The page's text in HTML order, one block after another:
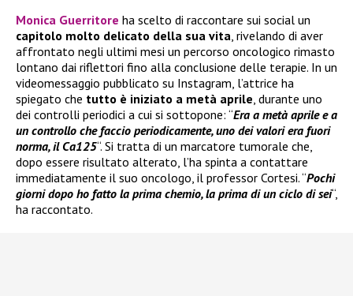
Monica Guerritore ha scelto di raccontare sui social un
capitolo molto delicato della sua vita , rivelando di aver
affrontato negli ultimi mesi un percorso oncologico rimasto
lontano dai riflettori fino alla conclusione delle terapie. In un
videomessaggio pubblicato su Instagram, l’attrice ha
spiegato che tutto è iniziato a metà aprile , durante uno
dei controlli periodici a cui si sottopone: “Era a metà aprile e a
un controllo che faccio periodicamente, uno dei valori era fuori
norma, il Ca125“. Si tratta di un marcatore tumorale che,
dopo essere risultato alterato, l’ha spinta a contattare
immediatamente il suo oncologo, il professor Cortesi. “Pochi
giorni dopo ho fatto la prima chemio, la prima di un ciclo di sei“,
ha raccontato.